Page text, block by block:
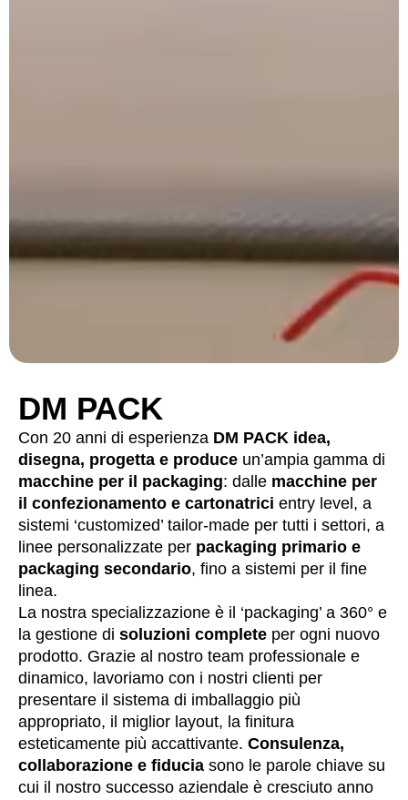
DM PACK
Con 20 anni di esperienza DM PACK idea,
disegna, progetta e produce un’ampia gamma di
macchine per il packaging: dalle macchine per
il confezionamento e cartonatrici entry level, a
sistemi ‘customized’ tailor-made per tutti i settori, a
linee personalizzate per packaging primario e
packaging secondario, fino a sistemi per il fine
linea.
La nostra specializzazione è il ‘packaging’ a 360° e
la gestione di soluzioni complete per ogni nuovo
prodotto. Grazie al nostro team professionale e
dinamico, lavoriamo con i nostri clienti per
presentare il sistema di imballaggio più
appropriato, il miglior layout, la finitura
esteticamente più accattivante. Consulenza,
collaborazione e fiducia sono le parole chiave su
cui il nostro successo aziendale è cresciuto anno